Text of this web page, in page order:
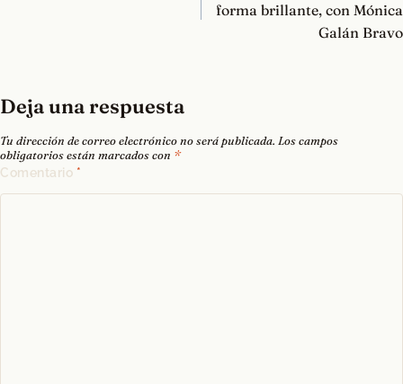
forma brillante, con Mónica
Galán Bravo
Deja una respuesta
Tu dirección de correo electrónico no será publicada. Los campos
obligatorios están marcados con *
Comentario *